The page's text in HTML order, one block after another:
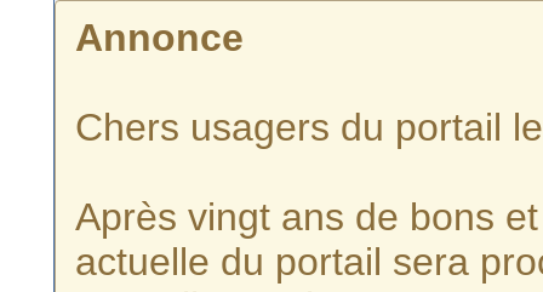
Annonce
Chers usagers du portail
Après vingt ans de bons
actuelle du portail sera